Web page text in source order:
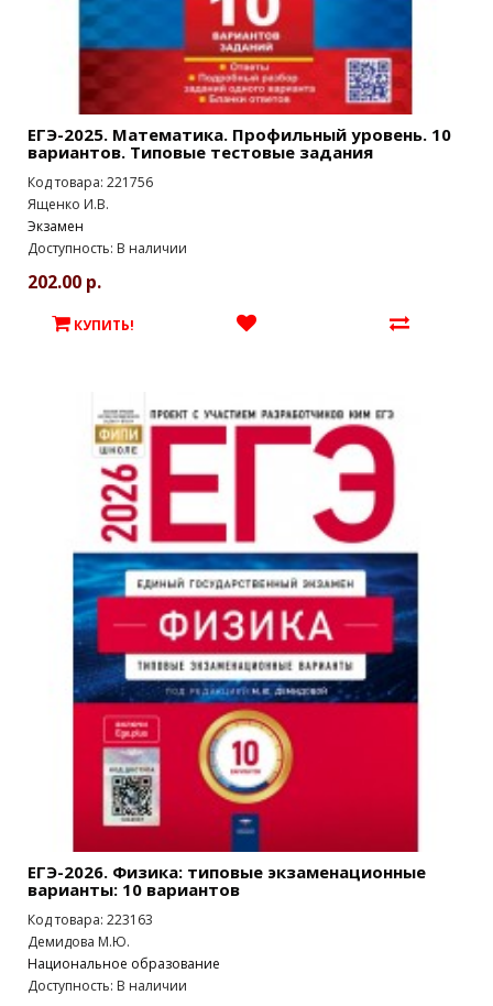
ЕГЭ-2025. Математика. Профильный уровень. 10
вариантов. Типовые тестовые задания
Код товара: 221756
Ященко И.В.
Экзамен
Доступность: В наличии
202.00 р.
КУПИТЬ!
ЕГЭ-2026. Физика: типовые экзаменационные
варианты: 10 вариантов
Код товара: 223163
Демидова М.Ю.
Национальное образование
Доступность: В наличии